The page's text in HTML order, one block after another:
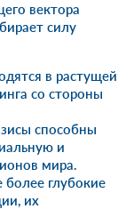
вектора
силу
в растущей
со стороны
способны
и
мира.
глубокие
их